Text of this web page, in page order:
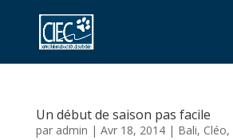
Un début de saison pas facile
par admin | Avr 18, 2014| Bali, Cléo,